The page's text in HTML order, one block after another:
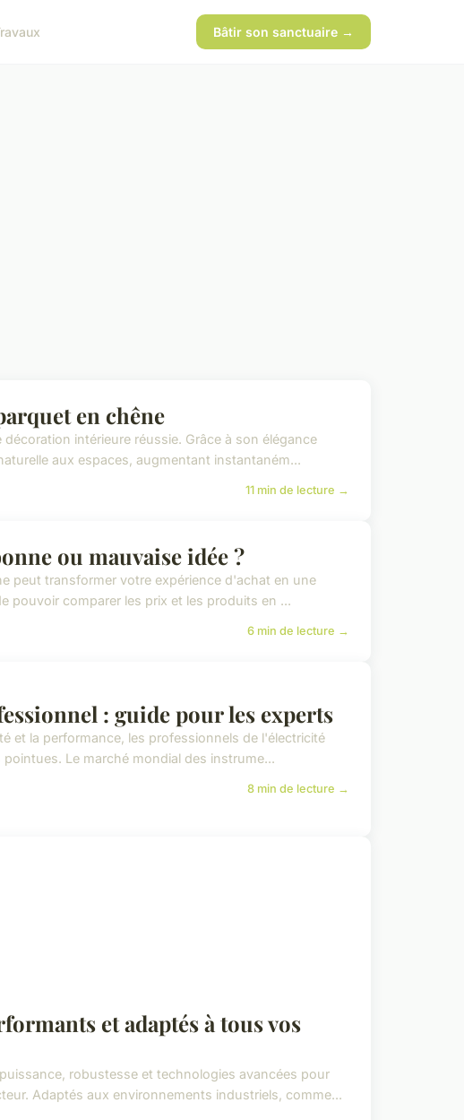
Bâtir son sanctuaire →
en chêne
intérieure réussie. Grâce à son élégance
aux espaces, augmentant instantaném...
11 min de lecture →
ou mauvaise idée ?
peut transformer votre expérience d'achat en une
pouvoir comparer les prix et les produits en ...
6 min de lecture →
: guide pour les experts
et la performance, les professionnels de l'électricité
Le marché mondial des instrume...
8 min de lecture →
et adaptés à tous vos
robustesse et technologies avancées pour
Adaptés aux environnements industriels, comme...